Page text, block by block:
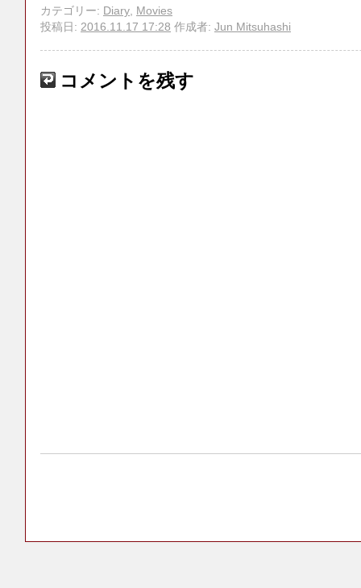
カテゴリー: Diary, Movies
投稿日: 2016.11.17 17:28 作成者: Jun Mitsuhashi
コメントを残す